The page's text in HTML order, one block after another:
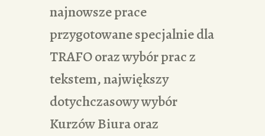
najnowsze prace
przygotowane specjalnie dla
TRAFO oraz wybór prac z
tekstem, największy
dotychczasowy wybór
Kurzów Biura oraz